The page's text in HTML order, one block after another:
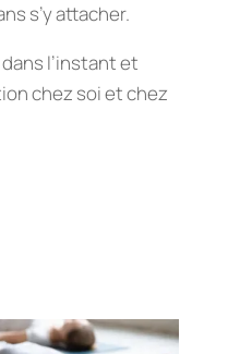
s’y attacher.
l’instant et
chez soi et chez